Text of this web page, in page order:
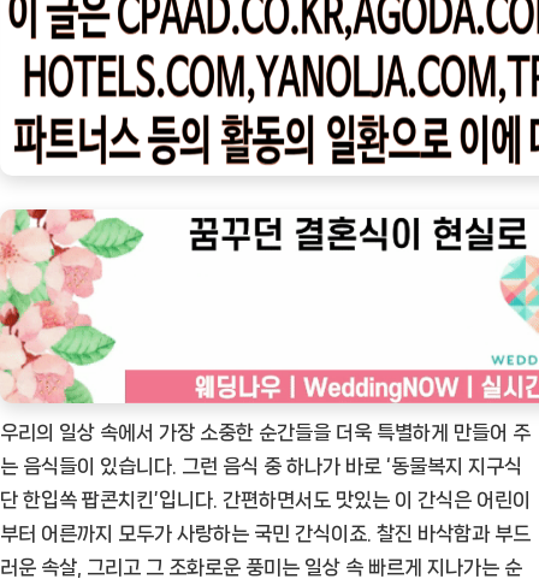
우
ㅣ
인
기
상
동
물
식
단
한
입
쏙
우리의 일상 속에서 가장 소중한 순간들을 더욱 특별하게 만들어 주
는 음식들이 있습니다. 그런 음식 중 하나가 바로 ‘동물복지 지구식
단 한입쏙 팝콘치킨’입니다. 간편하면서도 맛있는 이 간식은 어린이
부터 어른까지 모두가 사랑하는 국민 간식이죠. 찰진 바삭함과 부드
러운 속살, 그리고 그 조화로운 풍미는 일상 속 빠르게 지나가는 순